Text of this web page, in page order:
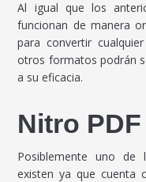
Al igual que los
funcionan de manera
para convertir
otros formatos podrán
a su eficacia.
Nitro PDF
Posiblemente uno
existen ya que cuenta